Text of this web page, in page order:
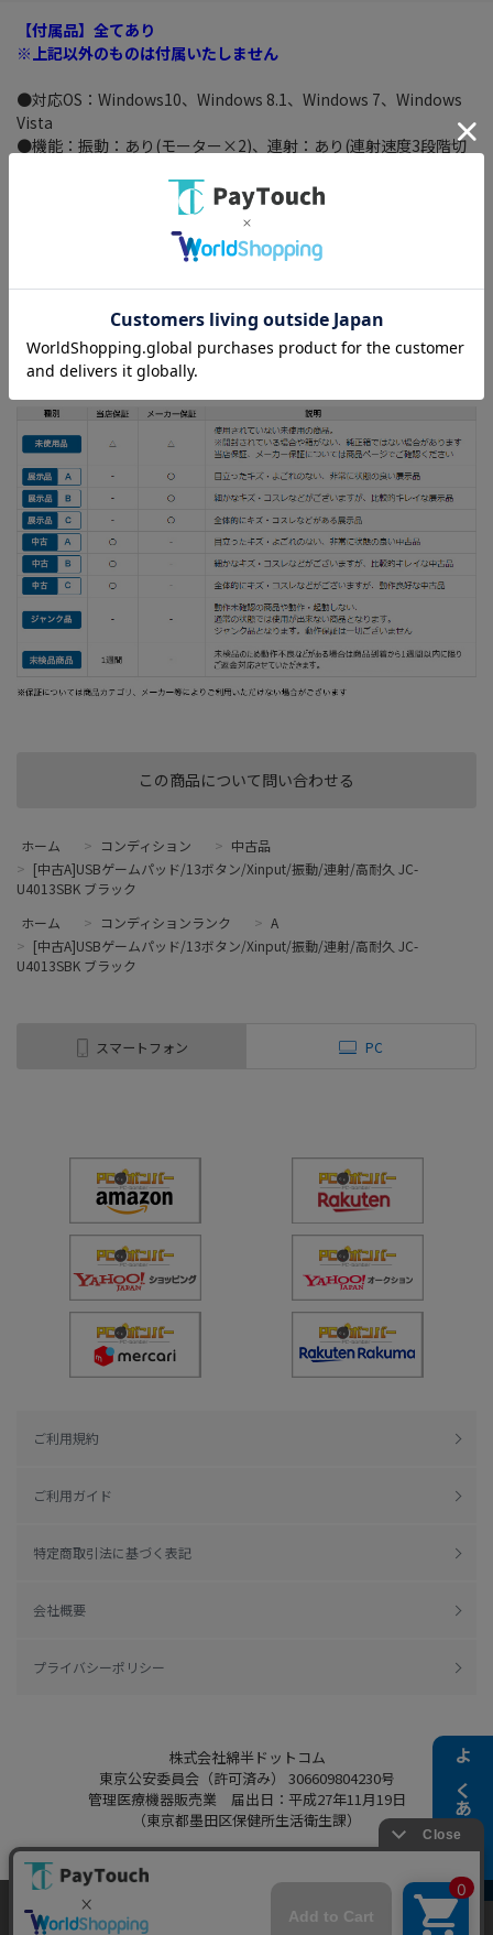
よくある質問
この商品について問い合わせる
【付属品】全てあり
※上記以外のものは付属いたしません
●対応OS：Windows10、Windows 8.1、Windows 7、Windows
Vista
●機能：振動：あり(モーター×2)、連射：あり(連射速度3段階切
●外形寸法(本体)：W172.0mm×D108.0mm×H73.9mm ※ケー
●軸数：4軸(X軸/Y軸/Z軸/Z回転)
●動作モード：アナログモード
●ボタン数：13ボタン
目立ったキズ・よごれのない、非常に状態の良い中古品です。
【付属品】全てあり
ホーム > コンディション > 中古品
> [中古A]USBゲームパッド/13ボタン/Xinput/振動/連射/高耐久 JC-
U4013SBK ブラック
ホーム
> コンディションランク > A
> [中古A]USBゲームパッド/13ボタン/Xinput/振動/連射/高耐久 JC-
U4013SBK ブラック
スマートフォン PC
ご利用規約
ご利用ガイド
特定商取引法に基づく表記
会社概要
プライバシーポリシー
株式会社綿半ドットコム
東京公安委員会（許可済み） 306609804230号
管理医療機器販売業 届出日：平成27年11月19日
（東京都墨田区保健所生活衛生課）
当ウェブサイトでは、お客様により良いサービス